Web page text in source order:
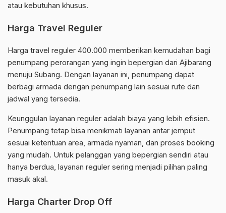
atau kebutuhan khusus.
Harga Travel Reguler
Harga travel reguler 400.000 memberikan kemudahan bagi
penumpang perorangan yang ingin bepergian dari Ajibarang
menuju Subang. Dengan layanan ini, penumpang dapat
berbagi armada dengan penumpang lain sesuai rute dan
jadwal yang tersedia.
Keunggulan layanan reguler adalah biaya yang lebih efisien.
Penumpang tetap bisa menikmati layanan antar jemput
sesuai ketentuan area, armada nyaman, dan proses booking
yang mudah. Untuk pelanggan yang bepergian sendiri atau
hanya berdua, layanan reguler sering menjadi pilihan paling
masuk akal.
Harga Charter Drop Off